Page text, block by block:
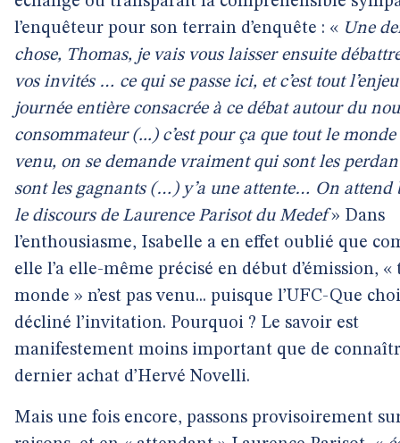
l’enquêteur pour son terrain d’enquête : « Une
chose, Thomas, je vais vous laisser ensuite
vos invités … ce qui se passe ici, et c’est tout
journée entière consacrée à ce débat autour du
consommateur (...) c’est pour ça que tout le monde
venu, on se demande vraiment qui sont les
sont les gagnants (…) y’a une attente… On attend
le discours de Laurence Parisot du Medef» Dans
l’enthousiasme, Isabelle a en effet oublié que
elle l’a elle-même précisé en début d’émission,
monde » n’est pas venu... puisque l’UFC-Que
décliné l’invitation. Pourquoi ? Le savoir est
manifestement moins important que de
dernier achat d’Hervé Novelli.
Mais une fois encore, passons provisoirement